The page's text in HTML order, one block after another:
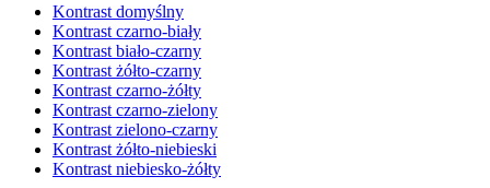
Kontrast domyślny
Kontrast czarno-biały
Kontrast biało-czarny
Kontrast żółto-czarny
Kontrast czarno-żółty
Kontrast czarno-zielony
Kontrast zielono-czarny
Kontrast żółto-niebieski
Kontrast niebiesko-żółty